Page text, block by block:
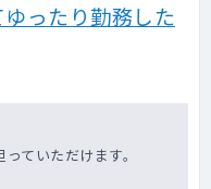
ゆったり勤務した
ていただけます。